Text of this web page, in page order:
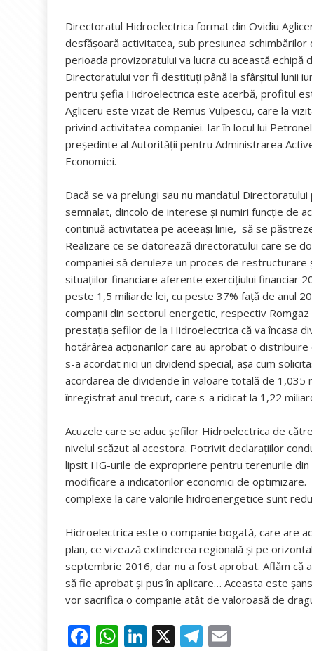
Directoratul Hidroelectrica format din Ovidiu
desfășoară activitatea, sub presiunea schimbărilor
perioada provizoratului va lucra cu această echipă
Directoratului vor fi destituți până la sfârșitul lunii
pentru șefia Hidroelectrica este acerbă, profitul
Agliceru este vizat de Remus Vulpescu, care la
privind activitatea companiei. Iar în locul lui
preşedinte al Autorităţii pentru Administrarea
Economiei.
Dacă se va prelungi sau nu mandatul
semnalat, dincolo de interese și numiri funcție de
continuă activitatea pe aceeași linie, să se
Realizare ce se datorează directoratului care se
companiei să deruleze un proces de
situațiilor financiare aferente exercițiului financiar
peste 1,5 miliarde lei, cu peste 37% față de anul
companii din sectorul energetic, respectiv
prestația șefilor de la Hidroelectrica că va încasa
hotărârea acționarilor care au aprobat o
s-a acordat nici un dividend special, așa cum
acordarea de dividende în valoare totală de
înregistrat anul trecut, care s-a ridicat la 1,22
Acuzele care se aduc șefilor Hidroelectrica de
nivelul scăzut al acestora. Potrivit declarațiilor
lipsit HG-urile de expropriere pentru terenurile
modificare a indicatorilor economici de
complexe la care valorile hidroenergetice sunt
Hidroelectrica este o companie bogată, care are
plan, ce vizează extinderea regională și pe
septembrie 2016, dar nu a fost aprobat. Aflăm că
să fie aprobat și pus în aplicare… Aceasta este
vor sacrifica o companie atât de valoroasă de
F W Li X T